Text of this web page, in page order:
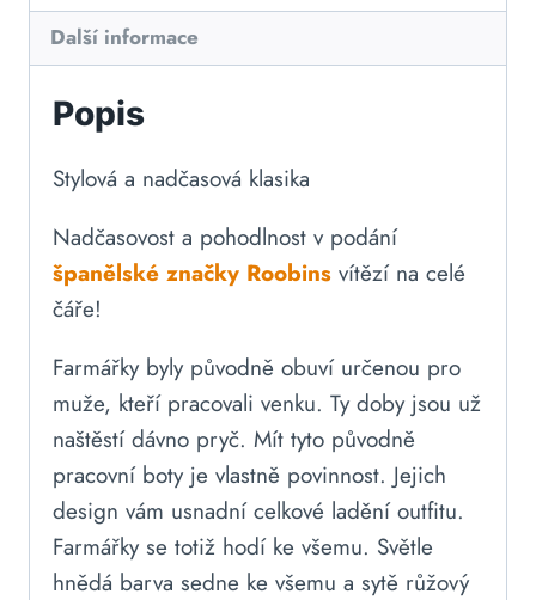
Další informace
Popis
Stylová a nadčasová klasika
Nadčasovost a pohodlnost v podání
španělské značky Roobins vítězí na celé
čáře!
Farmářky byly původně obuví určenou pro
muže, kteří pracovali venku. Ty doby jsou už
naštěstí dávno pryč. Mít tyto původně
pracovní boty je vlastně povinnost. Jejich
design vám usnadní celkové ladění outfitu.
Farmářky se totiž hodí ke všemu. Světle
hnědá barva sedne ke všemu a sytě růžový